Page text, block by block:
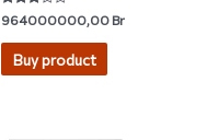
Rated
3.00
out of 5
964000000,00Br
Buy product